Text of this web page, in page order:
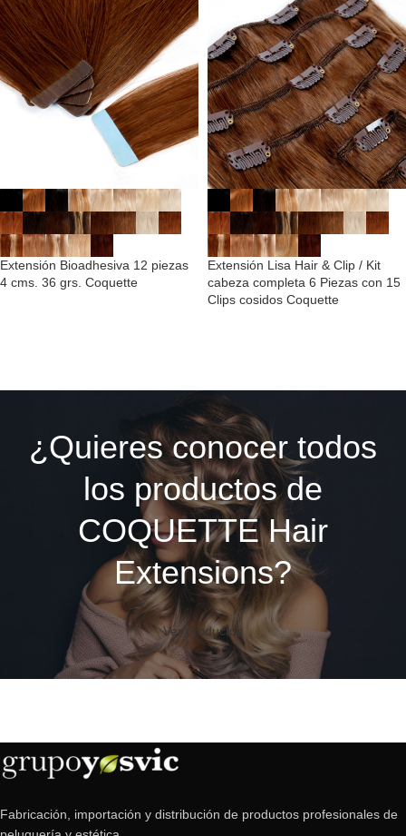
Extensión Bioadhesiva 12 piezas
4 cms. 36 grs. Coquette
Extensión Lisa Hair & Clip / Kit
cabeza completa 6 Piezas con 15
Clips cosidos Coquette
¿Quieres conocer todos
los productos de
COQUETTE Hair
Extensions?
Ver productos
Fabricación, importación y distribución de productos profesionales de